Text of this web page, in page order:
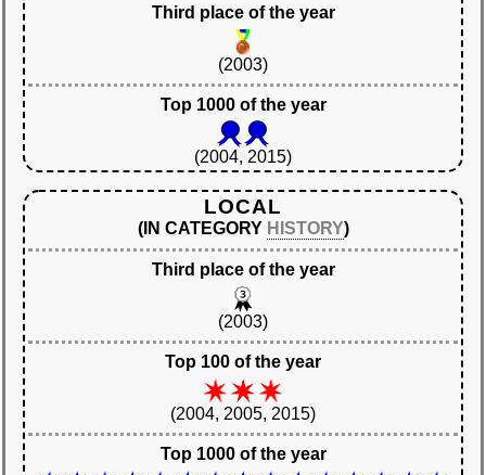
Third place of the year
(2003)
Top 1000 of the year
(2004, 2015)
LOCAL
(IN CATEGORY HISTORY)
Third place of the year
(2003)
Top 100 of the year
(2004, 2005, 2015)
Top 1000 of the year